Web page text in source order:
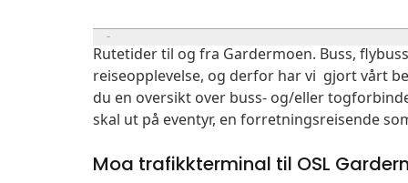
Rutetider til og fra Gardermoen. Buss,
reiseopplevelse, og derfor har vi gjort vårt
du en oversikt over buss- og/eller
skal ut på eventyr, en forretningsreisende
Moa trafikkterminal til OSL